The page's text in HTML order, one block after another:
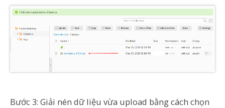
Bước 3: Giải nén dữ liệu vừa upload bằng cách chọn